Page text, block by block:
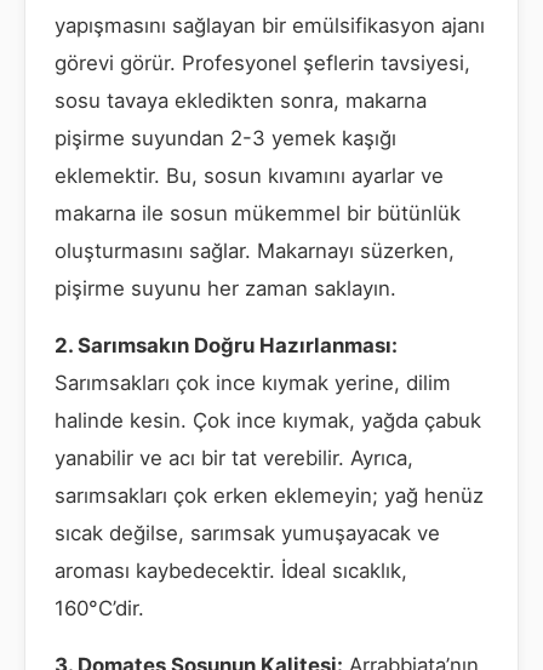
yapışmasını sağlayan bir emülsifikasyon ajanı
görevi görür. Profesyonel şeflerin tavsiyesi,
sosu tavaya ekledikten sonra, makarna
pişirme suyundan 2-3 yemek kaşığı
eklemektir. Bu, sosun kıvamını ayarlar ve
makarna ile sosun mükemmel bir bütünlük
oluşturmasını sağlar. Makarnayı süzerken,
pişirme suyunu her zaman saklayın.
2. Sarımsakın Doğru Hazırlanması:
Sarımsakları çok ince kıymak yerine, dilim
halinde kesin. Çok ince kıymak, yağda çabuk
yanabilir ve acı bir tat verebilir. Ayrıca,
sarımsakları çok erken eklemeyin; yağ henüz
sıcak değilse, sarımsak yumuşayacak ve
aroması kaybedecektir. İdeal sıcaklık,
160°C’dir.
3. Domates Sosunun Kalitesi: Arrabbiata’nın